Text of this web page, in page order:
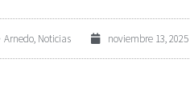
Arnedo, Noticias noviembre 13, 2025